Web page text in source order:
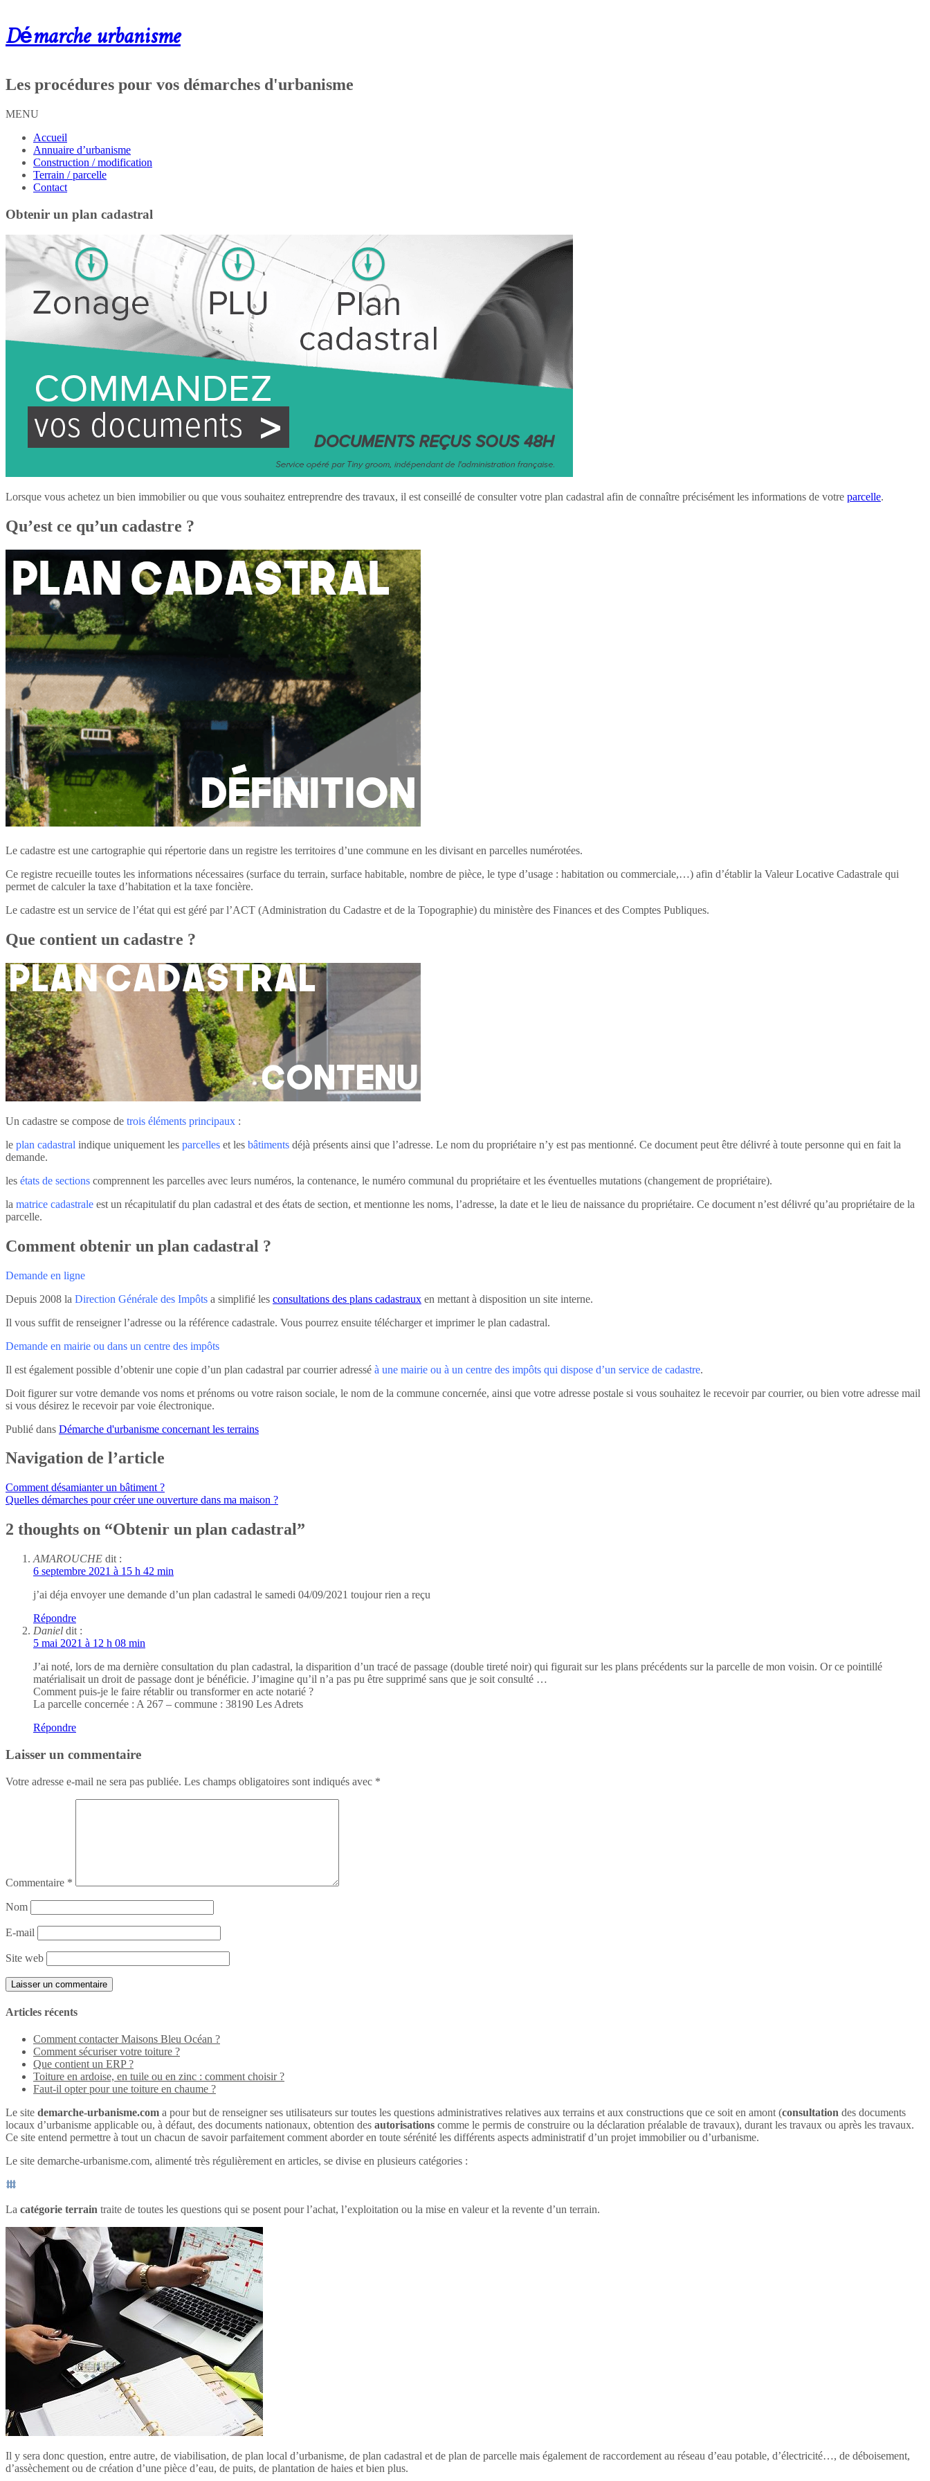
Démarche urbanisme
Les procédures pour vos démarches d'urbanisme
MENU
Accueil
Annuaire d’urbanisme
Construction / modification
Terrain / parcelle
Contact
Obtenir un plan cadastral
Lorsque vous achetez un bien immobilier ou que vous souhaitez entreprendre des travaux, il est conseillé de consulter votre plan cadastral afin de connaître précisément les informations de votre parcelle.
Qu’est ce qu’un cadastre ?
Le cadastre est une cartographie qui répertorie dans un registre les territoires d’une commune en les divisant en parcelles numérotées.
Ce registre recueille toutes les informations nécessaires (surface du terrain, surface habitable, nombre de pièce, le type d’usage : habitation ou commerciale,…) afin d’établir la Valeur Locative Cadastrale qui
permet de calculer la taxe d’habitation et la taxe foncière.
Le cadastre est un service de l’état qui est géré par l’ACT (Administration du Cadastre et de la Topographie) du ministère des Finances et des Comptes Publiques.
Que contient un cadastre ?
Un cadastre se compose de trois éléments principaux :
le plan cadastral indique uniquement les parcelles et les bâtiments déjà présents ainsi que l’adresse. Le nom du propriétaire n’y est pas mentionné. Ce document peut être délivré à toute personne qui en fait la
demande.
les états de sections comprennent les parcelles avec leurs numéros, la contenance, le numéro communal du propriétaire et les éventuelles mutations (changement de propriétaire).
la matrice cadastrale est un récapitulatif du plan cadastral et des états de section, et mentionne les noms, l’adresse, la date et le lieu de naissance du propriétaire. Ce document n’est délivré qu’au propriétaire de la
parcelle.
Comment obtenir un plan cadastral ?
Demande en ligne
Depuis 2008 la Direction Générale des Impôts a simplifié les consultations des plans cadastraux en mettant à disposition un site interne.
Il vous suffit de renseigner l’adresse ou la référence cadastrale. Vous pourrez ensuite télécharger et imprimer le plan cadastral.
Demande en mairie ou dans un centre des impôts
Il est également possible d’obtenir une copie d’un plan cadastral par courrier adressé à une mairie ou à un centre des impôts qui dispose d’un service de cadastre.
Doit figurer sur votre demande vos noms et prénoms ou votre raison sociale, le nom de la commune concernée, ainsi que votre adresse postale si vous souhaitez le recevoir par courrier, ou bien votre adresse mail
si vous désirez le recevoir par voie électronique.
Publié dans Démarche d'urbanisme concernant les terrains
Navigation de l’article
Comment désamianter un bâtiment ?
Quelles démarches pour créer une ouverture dans ma maison ?
2 thoughts on “Obtenir un plan cadastral”
AMAROUCHE dit :
6 septembre 2021 à 15 h 42 min
j’ai déja envoyer une demande d’un plan cadastral le samedi 04/09/2021 toujour rien a reçu
Répondre
Daniel dit :
5 mai 2021 à 12 h 08 min
J’ai noté, lors de ma dernière consultation du plan cadastral, la disparition d’un tracé de passage (double tireté noir) qui figurait sur les plans précédents sur la parcelle de mon voisin. Or ce pointillé
matérialisait un droit de passage dont je bénéficie. J’imagine qu’il n’a pas pu être supprimé sans que je soit consulté …
Comment puis-je le faire rétablir ou transformer en acte notarié ?
La parcelle concernée : A 267 – commune : 38190 Les Adrets
Répondre
Laisser un commentaire
Votre adresse e-mail ne sera pas publiée. Les champs obligatoires sont indiqués avec *
Commentaire *
Nom
E-mail
Site web
Articles récents
Comment contacter Maisons Bleu Océan ?
Comment sécuriser votre toiture ?
Que contient un ERP ?
Toiture en ardoise, en tuile ou en zinc : comment choisir ?
Faut-il opter pour une toiture en chaume ?
Le site demarche-urbanisme.com a pour but de renseigner ses utilisateurs sur toutes les questions administratives relatives aux terrains et aux constructions que ce soit en amont (consultation des documents
locaux d’urbanisme applicable ou, à défaut, des documents nationaux, obtention des autorisations comme le permis de construire ou la déclaration préalable de travaux), durant les travaux ou après les travaux.
Ce site entend permettre à tout un chacun de savoir parfaitement comment aborder en toute sérénité les différents aspects administratif d’un projet immobilier ou d’urbanisme.
Le site demarche-urbanisme.com, alimenté très régulièrement en articles, se divise en plusieurs catégories :
La catégorie terrain traite de toutes les questions qui se posent pour l’achat, l’exploitation ou la mise en valeur et la revente d’un terrain.
Il y sera donc question, entre autre, de viabilisation, de plan local d’urbanisme, de plan cadastral et de plan de parcelle mais également de raccordement au réseau d’eau potable, d’électricité…, de déboisement,
d’assèchement ou de création d’une pièce d’eau, de puits, de plantation de haies et bien plus.